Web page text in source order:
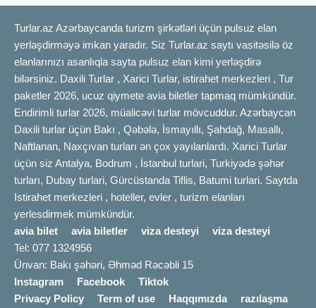
Turlar.az Azərbaycanda turizm şirkətləri üçün pulsuz elan
yerləşdirməyə imkan yaradır. Siz Turlar.az saytı vasitəsilə öz
elanlarınızı asanlıqla sayta pulsuz elan kimi yerləşdirə
bilərsiniz. Daxili Turlar , Xarici Turlar, istirahet merkezleri , Tur
paketler 2026, ucuz qiymete avia biletler tapmaq mümkündür.
Endirimli turlar 2026, müalicəvi turlar mövcuddur. Azərbaycan
Daxili turlar üçün Bakı , Qəbələ, İsmayıllı, Şahdağ, Masallı,
Naftlanan, Naxçıvan turları ən çox yayılanlardı. Xarici Turlar
üçün siz Antalya, Bodrum , İstanbul turlari, Turkiyədə şəhər
turları, Dubay turlari, Gürcüstanda Tiflis, Batumi turlari. Saytda
Istirahet merkezleri , hoteller, evler , turizm elanları
yerlesdirmek mümkündür.
avia bilet
avia biletler viza desteyi
viza desteyi
Tel: 077 1324956
Ünvan: Bakı şəhəri, Əhməd Rəcəbli 15
Instagram
Facebook
Tiktok
Privacy Policy
Term of use Haqqımızda razılaşma